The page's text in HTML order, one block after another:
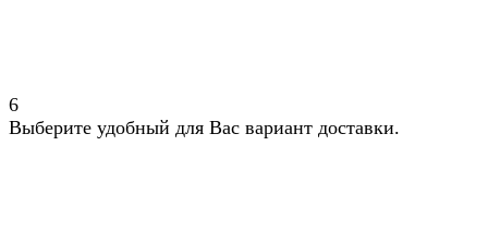
6
Выберите удобный для Вас вариант доставки.